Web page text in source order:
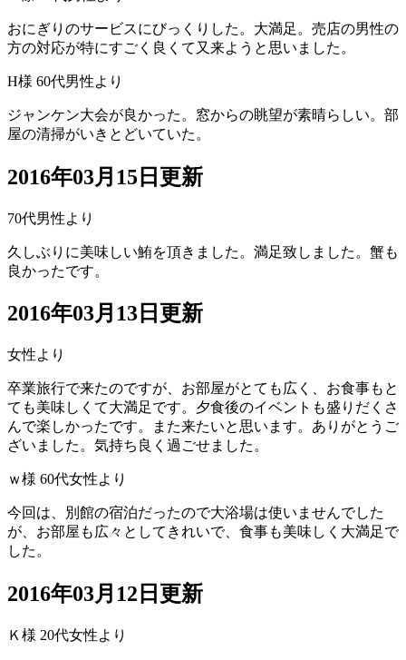
おにぎりのサービスにびっくりした。大満足。売店の男性の
方の対応が特にすごく良くて又来ようと思いました。
H様 60代男性より
ジャンケン大会が良かった。窓からの眺望が素晴らしい。部
屋の清掃がいきとどいていた。
2016年03月15日更新
70代男性より
久しぶりに美味しい鮪を頂きました。満足致しました。蟹も
良かったです。
2016年03月13日更新
女性より
卒業旅行で来たのですが、お部屋がとても広く、お食事もと
ても美味しくて大満足です。夕食後のイベントも盛りだくさ
んで楽しかったです。また来たいと思います。ありがとうご
ざいました。気持ち良く過ごせました。
ｗ様 60代女性より
今回は、別館の宿泊だったので大浴場は使いませんでした
が、お部屋も広々としてきれいで、食事も美味しく大満足で
した。
2016年03月12日更新
Ｋ様 20代女性より